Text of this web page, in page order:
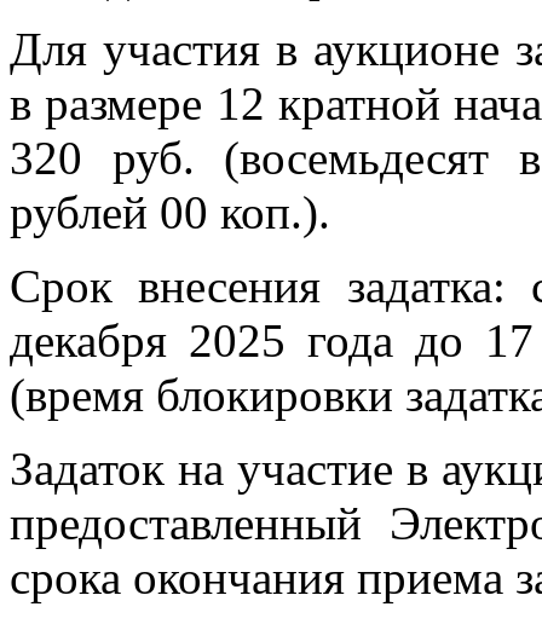
Для участия в аукционе
в размере 12 кратной
320 руб. (восемьдесят
рублей 00 коп.).
Срок внесения
декабря 2025 года до
(время блокировки
Задаток на участие в
предоставленный
срока окончания приема